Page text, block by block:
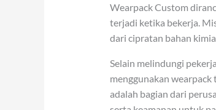
Wearpack Custom
terjadi ketika bekerja.
dari cipratan bahan
Selain melindungi
menggunakan wearpack
adalah bagian dari